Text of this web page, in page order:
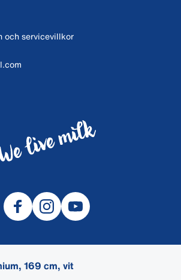
169 cm, vit
och servicevillkor